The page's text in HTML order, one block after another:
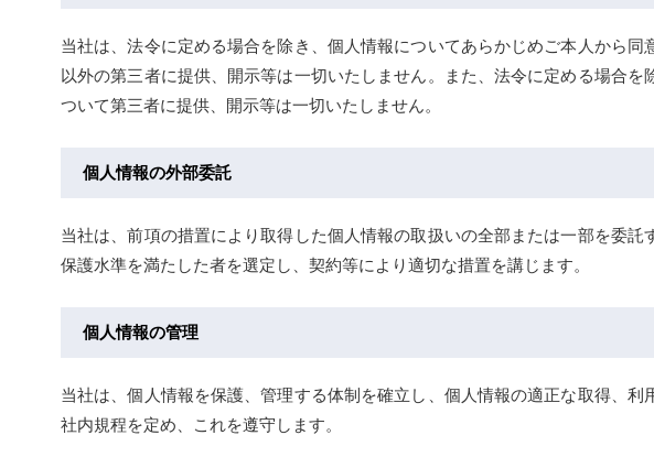
当社は、法令に定める場合を除き、個人情報についてあらかじめご本人から同
以外の第三者に提供、開示等は一切いたしません。また、法令に定める場合を
ついて第三者に提供、開示等は一切いたしません。
個人情報の外部委託
当社は、前項の措置により取得した個人情報の取扱いの全部または一部を委託
保護水準を満たした者を選定し、契約等により適切な措置を講じます。
個人情報の管理
当社は、個人情報を保護、管理する体制を確立し、個人情報の適正な取得、利
社内規程を定め、これを遵守します。